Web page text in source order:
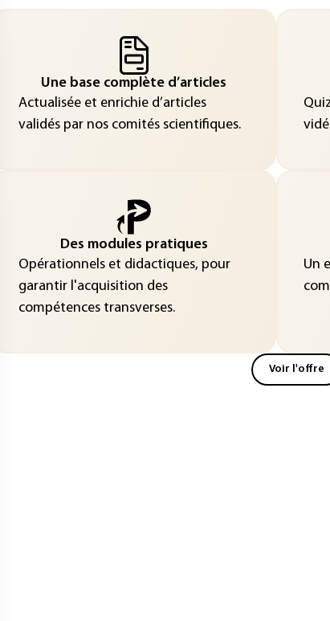
Une base complète d’articles
Actualisée et enrichie d’articles
validés par nos comités scientifiques.
Des modules pratiques
Opérationnels et didactiques, pour
garantir l'acquisition des
compétences transverses.
Un
Voir l'offre